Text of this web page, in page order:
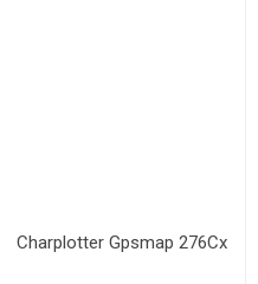
Charplotter Gpsmap 276Cx